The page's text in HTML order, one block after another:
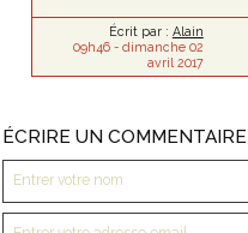
Écrit par : Alain
09h46- dimanche 02
avril 2017
ÉCRIRE UN COMMENTAIRE